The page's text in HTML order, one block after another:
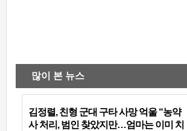
많이 본 뉴스
김정렬, 친형 군대 구타 사망 억울 “농약
사 처리, 범인 찾았지만…엄마는 이미 치